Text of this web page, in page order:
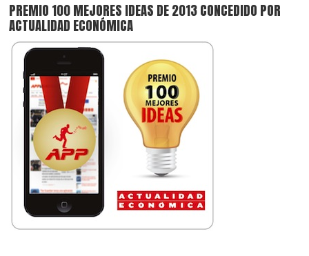
PREMIO 100 MEJORES IDEAS DE 2013 CONCEDIDO POR
ACTUALIDAD ECONÓMICA